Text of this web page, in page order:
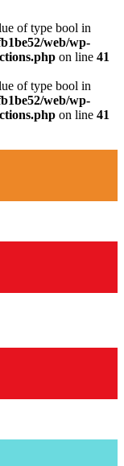
of type bool in
web/wp-
on line 41
of type bool in
web/wp-
on line 41